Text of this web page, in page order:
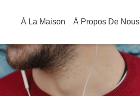
À La Maison À Propos De Nous